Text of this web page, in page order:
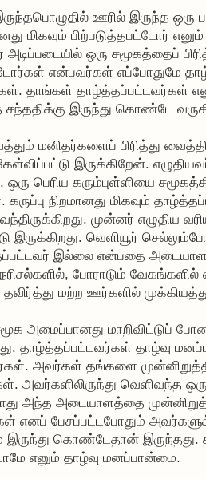
ஊரில் இருந்த ஒரு
மிகவும் பிற்படுத்தபட்டோர்
ஒரு சமூகத்தைப்
என்பவர்கள் எப்போதுமே
தாங்கள் தாழ்த்தப்பட்டவர்கள்
சந்ததிக்கு இருந்து கொண்டே
மனிதர்களைப் பிரித்து
இருக்கிறேன்.
ஒரு பெரிய கரும்புள்ளியை
கருப்பு நிறமானது மிகவும்
முன்னர் எழுதிய
இருக்கிறது. வெளியூர்
இல்லை என்பதை அடையாளம்
போராடும்
மற்ற ஊர்களில்
அமைப்பானது மாறிவிட்டுப்
தாழ்த்தப்பட்டவர்கள் தாழ்வு
அவர்கள் தங்களை
அவர்களிலிருந்து வெளிவந்த
அந்த அடையாளத்தை
எனப் பேசப்பட்டபோதும்
கொண்டேதான் இருந்தது.
எனும் தாழ்வு மனப்பான்மை.